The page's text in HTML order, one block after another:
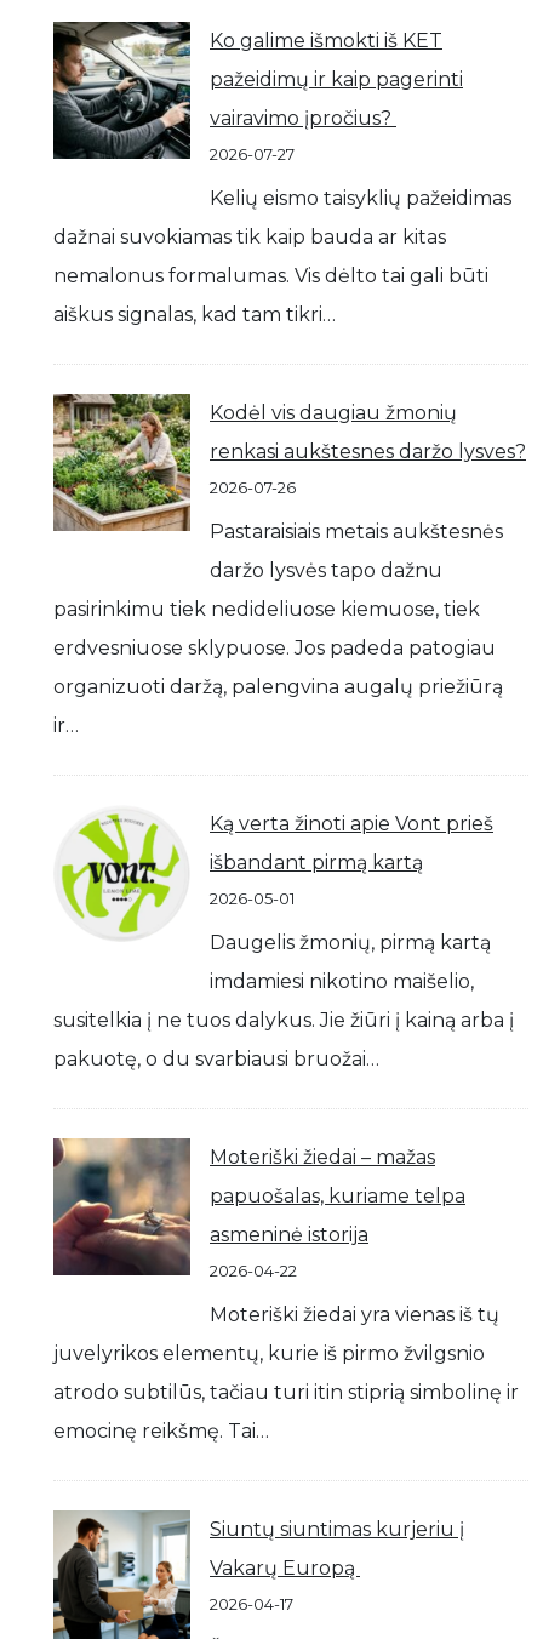
Ko galime išmokti iš KET
pažeidimų ir kaip pagerinti
vairavimo įpročius?
2026-07-27
Kelių eismo taisyklių pažeidimas
dažnai suvokiamas tik kaip bauda ar kitas
nemalonus formalumas. Vis dėlto tai gali būti
aiškus signalas, kad tam tikri…
Kodėl vis daugiau žmonių
renkasi aukštesnes daržo lysves?
2026-07-26
Pastaraisiais metais aukštesnės
daržo lysvės tapo dažnu
pasirinkimu tiek nedideliuose kiemuose, tiek
erdvesniuose sklypuose. Jos padeda patogiau
organizuoti daržą, palengvina augalų priežiūrą
ir…
Ką verta žinoti apie Vont prieš
išbandant pirmą kartą
2026-05-01
Daugelis žmonių, pirmą kartą
imdamiesi nikotino maišelio,
susitelkia į ne tuos dalykus. Jie žiūri į kainą arba į
pakuotę, o du svarbiausi bruožai…
Moteriški žiedai – mažas
papuošalas, kuriame telpa
asmeninė istorija
2026-04-22
Moteriški žiedai yra vienas iš tų
juvelyrikos elementų, kurie iš pirmo žvilgsnio
atrodo subtilūs, tačiau turi itin stiprią simbolinę ir
emocinę reikšmę. Tai…
Siuntų siuntimas kurjeriu į
Vakarų Europą
2026-04-17